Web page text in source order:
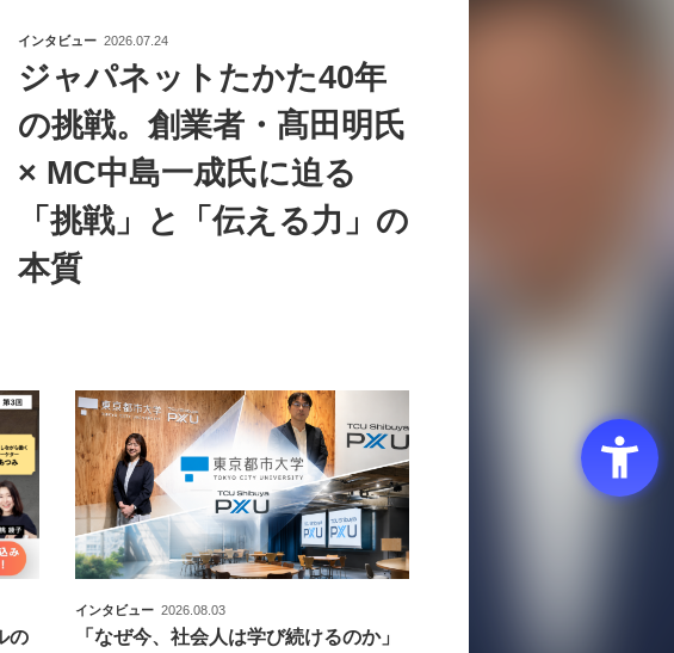
インタビュー 2026.07.24
ジャパネットたかた40年
の挑戦。創業者・髙田明氏
× MC中島一成氏に迫る
「挑戦」と「伝える力」の
本質
の
インタビュー 2026.08.03
「なぜ今、社会人は学び続けるのか」